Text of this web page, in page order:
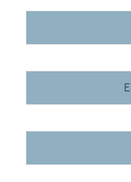
Made by